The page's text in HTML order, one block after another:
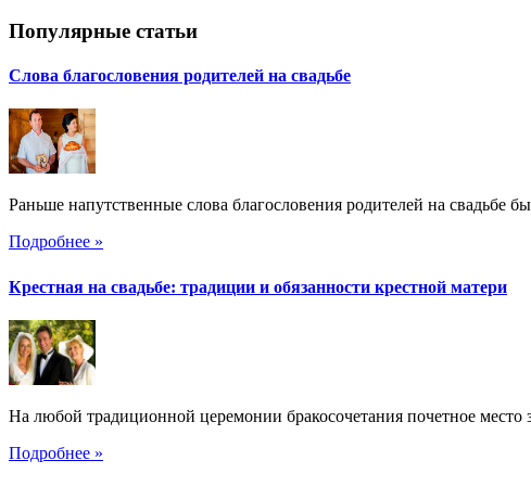
Популярные статьи
Слова благословения родителей на свадьбе
Раньше напутственные слова благословения родителей на свадьбе
Подробнее »
Крестная на свадьбе: традиции и обязанности крестной матери
На любой традиционной церемонии бракосочетания почетное
Подробнее »